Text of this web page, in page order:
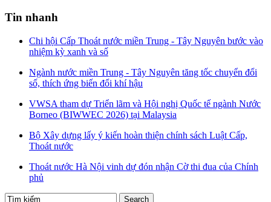
Tin nhanh
Chi hội Cấp Thoát nước miền Trung - Tây Nguyên bước vào
nhiệm kỳ xanh và số
Ngành nước miền Trung - Tây Nguyên tăng tốc chuyển đổi
số, thích ứng biến đổi khí hậu
VWSA tham dự Triển lãm và Hội nghị Quốc tế ngành Nước
Borneo (BIWWEC 2026) tại Malaysia
Bộ Xây dựng lấy ý kiến hoàn thiện chính sách Luật Cấp,
Thoát nước
Thoát nước Hà Nội vinh dự đón nhận Cờ thi đua của Chính
phủ